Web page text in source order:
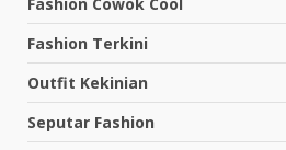
Fashion Terkini
Outfit Kekinian
Seputar Fashion